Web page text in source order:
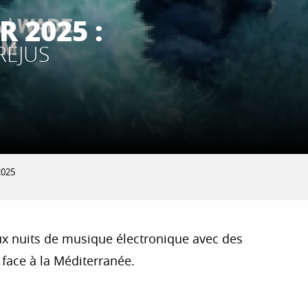
2025 :
nuits de musique électronique avec des
à la Méditerranée.